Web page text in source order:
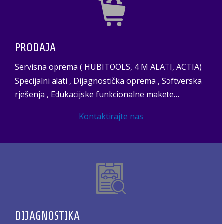
PRODAJA
Servisna oprema ( HUBITOOLS, 4 M ALATI, ACTIA)
Specijalni alati , Dijagnostička oprema , Softverska
rješenja , Edukacijske funkcionalne makete…
Kontaktirajte nas
DIJAGNOSTIKA